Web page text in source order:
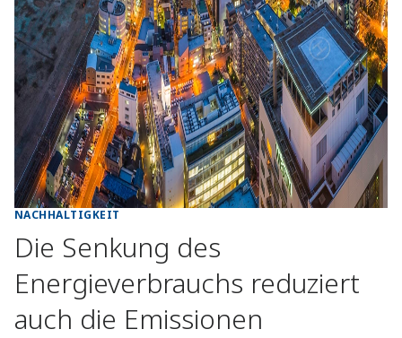
NACHHALTIGKEIT
Die Senkung des
Energieverbrauchs reduziert
auch die Emissionen